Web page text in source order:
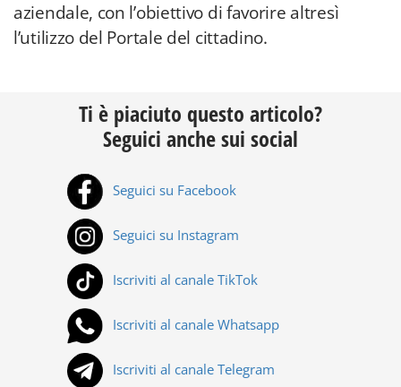
aziendale, con l’obiettivo di favorire altresì
l’utilizzo del Portale del cittadino.
Ti è piaciuto questo articolo?
Seguici anche sui social
Seguici su Facebook
Seguici su Instagram
Iscriviti al canale TikTok
Iscriviti al canale Whatsapp
Iscriviti al canale Telegram